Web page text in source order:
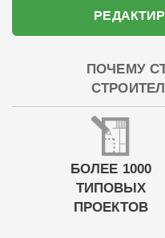
ПОЧЕМУ
БОЛЕЕ 1000
ТИПОВЫХ
ПРОЕКТОВ